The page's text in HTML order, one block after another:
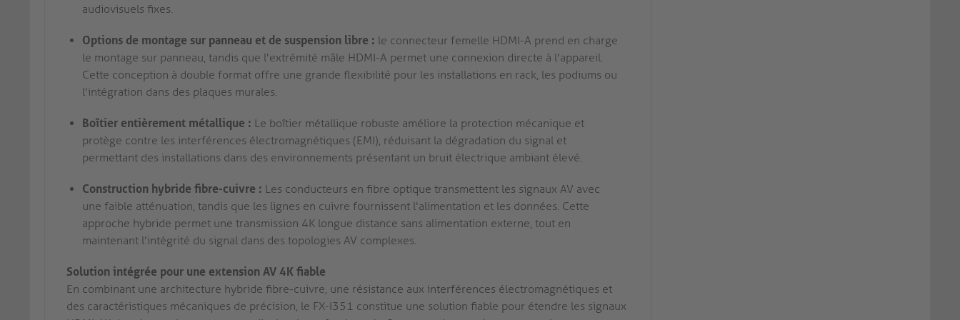
audiovisuels fixes.
Options de montage sur panneau et de suspension libre : le connecteur femelle HDMI-A prend en charge
le montage sur panneau, tandis que l'extrémité mâle HDMI-A permet une connexion directe à l'appareil.
Cette conception à double format offre une grande flexibilité pour les installations en rack, les podiums ou
l'intégration dans des plaques murales.
Boîtier entièrement métallique : Le boîtier métallique robuste améliore la protection mécanique et
protège contre les interférences électromagnétiques (EMI), réduisant la dégradation du signal et
permettant des installations dans des environnements présentant un bruit électrique ambiant élevé.
Construction hybride fibre-cuivre : Les conducteurs en fibre optique transmettent les signaux AV avec
une faible atténuation, tandis que les lignes en cuivre fournissent l'alimentation et les données. Cette
approche hybride permet une transmission 4K longue distance sans alimentation externe, tout en
maintenant l'intégrité du signal dans des topologies AV complexes.
Solution intégrée pour une extension AV 4K fiable
En combinant une architecture hybride fibre-cuivre, une résistance aux interférences électromagnétiques et
des caractéristiques mécaniques de précision, le FX-I351 constitue une solution fiable pour étendre les signaux